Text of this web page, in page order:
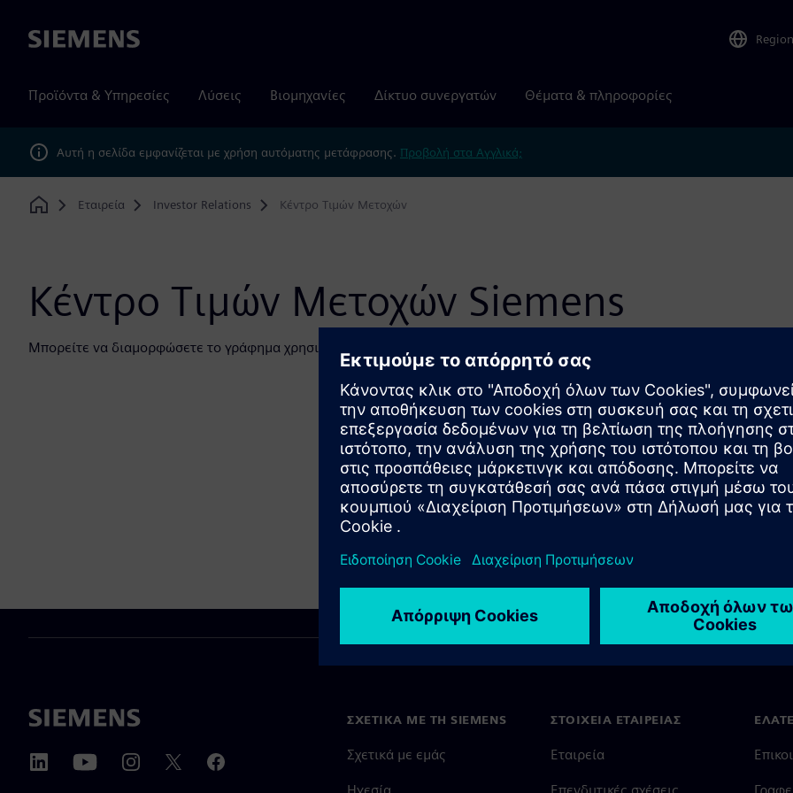
Siemens Region
Προϊόντα & Υπηρεσίες Λύσεις Βιομηχανίες Δίκτυο συνεργατών Θέματα & πληροφορίες
Αυτή η σελίδα εμφανίζεται με χρήση αυτόματης μετάφρασης. Προβολή στα Αγγλικά;
Home
Εταιρεία Investor Relations Κέντρο Τιμών Μετοχών
Κέντρο Τιμών Μετοχών Siemens
Μπορείτε να διαμορφώσετε το γράφημα χρησιμοποιώντας τα παρακάτω στοιχεία ελέγχου
ΣΧΕΤΙΚΆ ΜΕ ΤΗ SIEMENS
Σχετικά με εμάς
ΣΤΟΙΧΕΊΑ ΕΤΑΙΡΕΊΑΣ
Εταιρεία